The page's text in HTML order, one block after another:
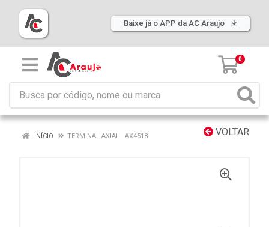
Baixe já o APP da AC Araujo
0
VOLTAR
INÍCIO TERMINAL AXIAL : AX4518